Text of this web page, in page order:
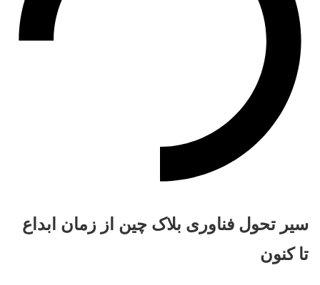
سیر تحول فناوری بلاک چین از زمان ابداع
تا کنون